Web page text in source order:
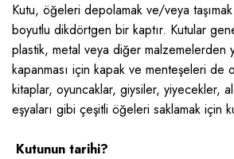
Kutu, öğeleri depolamak ve/veya
boyutlu dikdörtgen bir kaptır. Kutular
plastik, metal veya diğer malzemelerden
kapanması için kapak ve menteşeleri de
kitaplar, oyuncaklar, giysiler, yiyecekler,
eşyaları gibi çeşitli öğeleri saklamak için
Kutunun tarihi?